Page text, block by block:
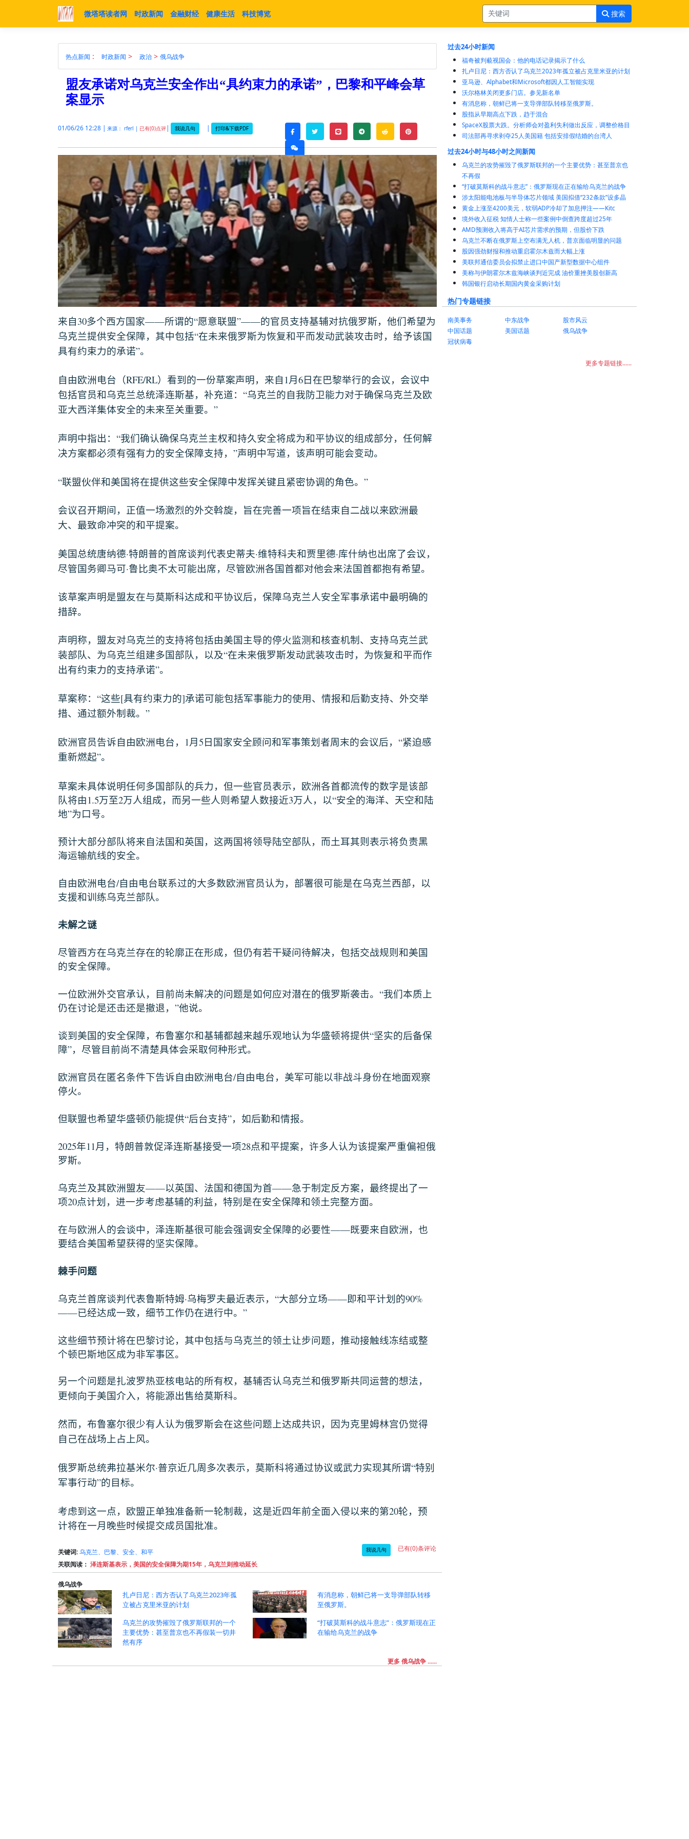
微塔塔读者网 时政新闻 金融财经 健康生活 科技博览 搜索
热点新闻 : 时政新闻 > 政治 > 俄乌战争
盟友承诺对乌克兰安全作出“具约束力的承诺”，巴黎和平峰会草
案显示
01/06/26 12:28 | 来源： rferl | 已有(0)点评| 我说几句 | 打印&下载PDF facebooktwitterline telegramreddit pinterest
weixin
来自30多个西方国家——所谓的“愿意联盟”——的官员支持基辅对抗俄罗斯，他们希望为
乌克兰提供安全保障，其中包括“在未来俄罗斯为恢复和平而发动武装攻击时，给予该国
具有约束力的承诺”。
自由欧洲电台（RFE/RL）看到的一份草案声明，来自 1 月 6日在巴黎举行的会议，会议中
包括官员和乌克兰总统泽连斯基，补充道： “乌克兰的自我防卫能力对于确保乌克兰及欧
亚大西洋集体安全的未来至关重要。 ”
声明中指出： “我们确认确保乌克兰主权和持久安全将成为和平协议的组成部分，任何解
决方案都必须有强有力的安全保障支持， ”声明中写道，该声明可能会变动。
“联盟伙伴和美国将在提供这些安全保障中发挥关键且紧密协调的角色。 ”
会议召开期间，正值一场激烈的外交斡旋，旨在完善一项旨在结束自二战以来欧洲最
大、最致命冲突的和平提案。
美国总统唐纳德·特朗普的首席谈判代表史蒂夫·维特科夫和贾里德·库什纳也出席了会议，
尽管国务卿马可·鲁比奥不太可能出席，尽管欧洲各国首都对他会来法国首都抱有希望。
该草案声明是盟友在与莫斯科达成和平协议后，保障乌克兰人安全军事承诺中最明确的
措辞。
声明称，盟友对乌克兰的支持将包括由美国主导的停火监测和核查机制、支持乌克兰武
装部队、为乌克兰组建多国部队，以及“在未来俄罗斯发动武装攻击时，为恢复和平而作
出有约束力的支持承诺”。
草案称： “这些[具有约束力的]承诺可能包括军事能力的使用、情报和后勤支持、外交举
措、通过额外制裁。 ”
欧洲官员告诉自由欧洲电台， 1 月 5日国家安全顾问和军事策划者周末的会议后， “紧迫感
重新燃起”。
草案未具体说明任何多国部队的兵力，但一些官员表示，欧洲各首都流传的数字是该部
队将由1.5万至2万人组成，而另一些人则希望人数接近3万人，以“安全的海洋、天空和陆
地”为口号。
预计大部分部队将来自法国和英国，这两国将领导陆空部队，而土耳其则表示将负责黑
海运输航线的安全。
自由欧洲电台/自由电台联系过的大多数欧洲官员认为，部署很可能是在乌克兰西部，以
支援和训练乌克兰部队。
未解之谜
尽管西方在乌克兰存在的轮廓正在形成，但仍有若干疑问待解决，包括交战规则和美国
的安全保障。
一位欧洲外交官承认，目前尚未解决的问题是如何应对潜在的俄罗斯袭击。 “我们本质上
仍在讨论是还击还是撤退， ”他说。
谈到美国的安全保障，布鲁塞尔和基辅都越来越乐观地认为华盛顿将提供“坚实的后备保
障”，尽管目前尚不清楚具体会采取何种形式。
欧洲官员在匿名条件下告诉自由欧洲电台/自由电台，美军可能以非战斗身份在地面观察
停火。
但联盟也希望华盛顿仍能提供“后台支持”，如后勤和情报。
2025年11 月，特朗普敦促泽连斯基接受一项28点和平提案，许多人认为该提案严重偏袒俄
罗斯。
乌克兰及其欧洲盟友——以英国、法国和德国为首——急于制定反方案，最终提出了一
项20点计划，进一步考虑基辅的利益，特别是在安全保障和领土完整方面。
在与欧洲人的会谈中，泽连斯基很可能会强调安全保障的必要性——既要来自欧洲，也
要结合美国希望获得的坚实保障。
棘手问题
乌克兰首席谈判代表鲁斯特姆·乌梅罗夫最近表示， “大部分立场——即和平计划的90%
——已经达成一致，细节工作仍在进行中。 ”
这些细节预计将在巴黎讨论，其中包括与乌克兰的领土让步问题，推动接触线冻结或整
个顿巴斯地区成为非军事区。
另一个问题是扎波罗热亚核电站的所有权，基辅否认乌克兰和俄罗斯共同运营的想法，
更倾向于美国介入，将能源出售给莫斯科。
然而，布鲁塞尔很少有人认为俄罗斯会在这些问题上达成共识，因为克里姆林宫仍觉得
自己在战场上占上风。
俄罗斯总统弗拉基米尔·普京近几周多次表示，莫斯科将通过协议或武力实现其所谓“特别
军事行动”的目标。
考虑到这一点，欧盟正单独准备新一轮制裁，这是近四年前全面入侵以来的第20轮，预
计将在一月晚些时候提交成员国批准。
关键词: 乌克兰、巴黎、安全、和平 我说几句 已有(0)条评论
关联阅读： 泽连斯基表示，美国的安全保障为期15年，乌克兰则推动延长
俄乌战争
扎卢日尼：西方否认了乌克兰2023年孤
立被占克里米亚的计划
有消息称，朝鲜已将一支导弹部队转移
至俄罗斯。
乌克兰的攻势摧毁了俄罗斯联邦的一个
主要优势：甚至普京也不再假装一切井
然有序
“打破莫斯科的战斗意志”：俄罗斯现在正
在输给乌克兰的战争
更多 俄乌战争 ......
过去24小时新闻
福奇被判藐视国会：他的电话记录揭示了什么
扎卢日尼：西方否认了乌克兰2023年孤立被占克里米亚的计划
亚马逊、Alphabet和Microsoft都因人工智能实现
沃尔格林关闭更多门店。参见新名单
有消息称，朝鲜已将一支导弹部队转移至俄罗斯。
股指从早期高点下跌，趋于混合
SpaceX股票大跌。分析师会对盈利失利做出反应，调整价格目
司法部再寻求剥夺25人美国籍 包括安排假结婚的台湾人
过去24小时与48小时之间新闻
乌克兰的攻势摧毁了俄罗斯联邦的一个主要优势：甚至普京也
不再假
“打破莫斯科的战斗意志”：俄罗斯现在正在输给乌克兰的战争
涉太阳能电池板与半导体芯片领域 美国拟借“232条款”设多晶
黄金上涨至4200美元，软弱ADP冷却了加息押注——Kitc
境外收入征税 知情人士称一些案例中倒查跨度超过25年
AMD预测收入将高于AI芯片需求的预期，但股价下跌
乌克兰不断在俄罗斯上空布满无人机，普京面临明显的问题
股因强劲财报和推动重启霍尔木兹而大幅上涨
美联邦通信委员会拟禁止进口中国产新型数据中心组件
美称与伊朗霍尔木兹海峡谈判近完成 油价重挫美股创新高
韩国银行启动长期国内黄金采购计划
热门专题链接
南美事务 中东战争
股市风云
中国话题
美国话题
俄乌战争
冠状病毒
更多专题链接......